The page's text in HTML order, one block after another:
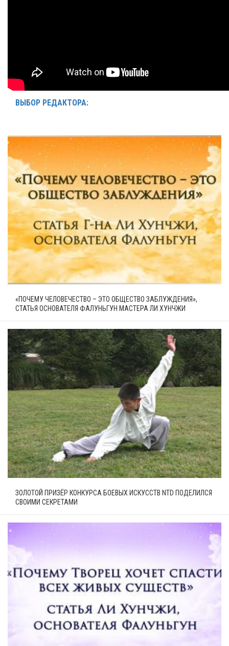
ВЫБОР РЕДАКТОРА:
«ПОЧЕМУ ЧЕЛОВЕЧЕСТВО – ЭТО ОБЩЕСТВО ЗАБЛУЖДЕНИЯ»,
СТАТЬЯ ОСНОВАТЕЛЯ ФАЛУНЬГУН МАСТЕРА ЛИ ХУНЧЖИ
ЗОЛОТОЙ ПРИЗЁР КОНКУРСА БОЕВЫХ ИСКУССТВ NTD ПОДЕЛИЛСЯ
СВОИМИ СЕКРЕТАМИ